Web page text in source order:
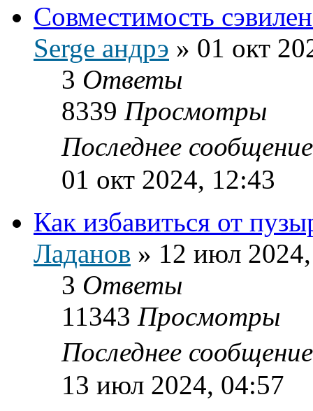
Совместимость
Serge андрэ » 01 окт
3 Ответы
8339 Просмотры
Последнее
01 окт 2024, 12:43
Как избавиться от
Ладанов » 12 июл
3 Ответы
11343 Просмотры
Последнее
13 июл 2024, 04:57